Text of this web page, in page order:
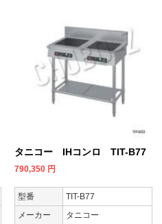
タニコー IHコンロ TIT-B77
790,350 円
型番
TIT-B77
メーカー
タニコー